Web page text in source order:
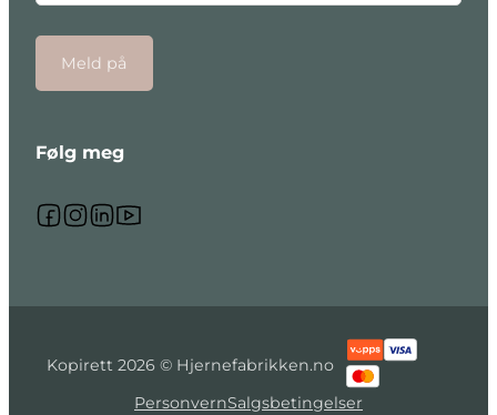
Meld på
Følg meg
Følg meg på Facebook
Følg meg på Instagram
Følg meg på Linkedin
Følg meg på Youtube
Kopirett 2026 © Hjernefabrikken.no
PersonvernSalgsbetingelser